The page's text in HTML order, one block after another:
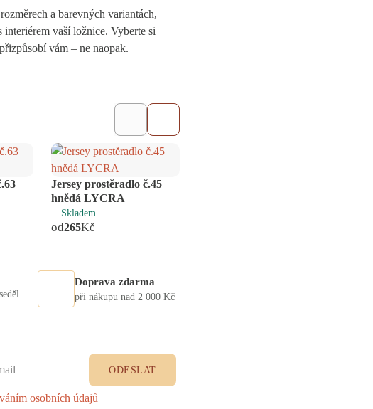
a barevných variantách,
interiérem vaší ložnice. Vyberte si
vám – ne naopak.
Jersey prostěradlo č.45
hnědá LYCRA
Skladem
od265Kč
Doprava zdarma
při nákupu nad 2 000 Kč
osobních údajů
ODESLAT